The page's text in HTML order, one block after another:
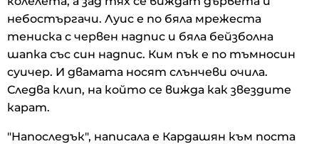
небостъргачи. Луис е по бяла мрежеста
тениска с червен надпис и бяла бейзболна
шапка със син надпис. Ким пък е по тъмносин
суичер. И двамата носят слънчеви очила.
Следва клип, на който се вижда как звездите
карат.
"Напоследък", написала е Кардашян към поста